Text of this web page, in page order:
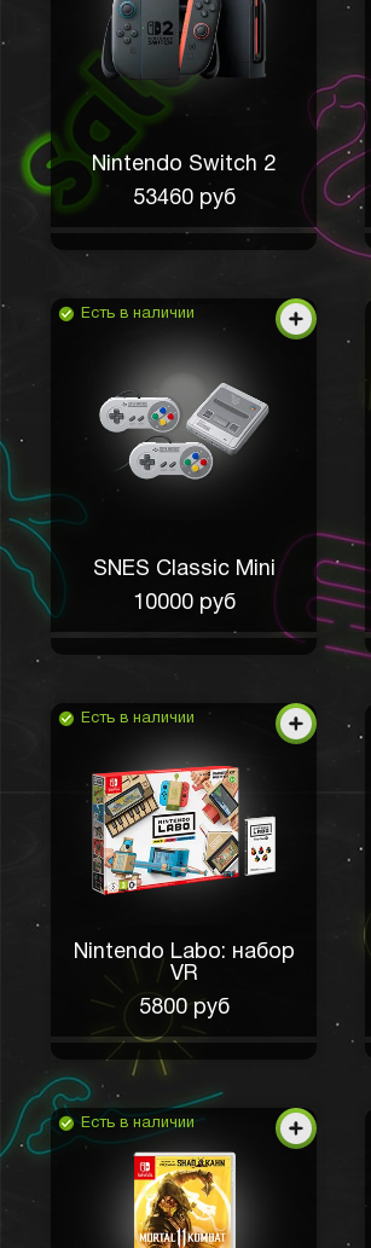
Nintendo Switch 2
53460 руб
Есть в наличии
SNES Classic Mini
10000 руб
Есть в наличии
Nintendo Labo: набор
VR
5800 руб
Есть в наличии